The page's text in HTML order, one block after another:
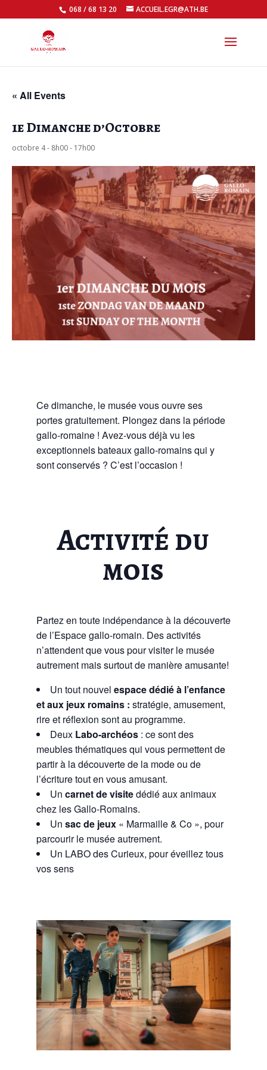
068 / 68 13 20 ACCUEIL.EGR@ATH.BE
« All Events
1e Dimanche d’Octobre
octobre 4 - 8h00- 17h00
Ce dimanche, le musée vous ouvre ses
portes gratuitement. Plongez dans la période
gallo-romaine ! Avez-vous déjà vu les
exceptionnels bateaux gallo-romains qui y
sont conservés ? C’est l’occasion !
Activité du
mois
Partez en toute indépendance à la découverte
de l’Espace gallo-romain. Des activités
n’attendent que vous pour visiter le musée
autrement mais surtout de manière amusante!
Un tout nouvel espace dédié à l’enfance
et aux jeux romains : stratégie, amusement,
rire et réflexion sont au programme.
Deux Labo-archéos : ce sont des
meubles thématiques qui vous permettent de
partir à la découverte de la mode ou de
l’écriture tout en vous amusant.
Un carnet de visitedédié aux animaux
chez les Gallo-Romains.
Un sac de jeux « Marmaille & Co », pour
parcourir le musée autrement.
Un LABO des Curieux, pour éveillez tous
vos sens